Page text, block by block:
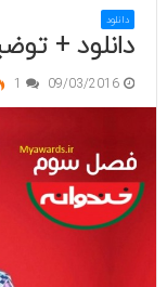
دانلود
دانلود +
09/03/2016
1